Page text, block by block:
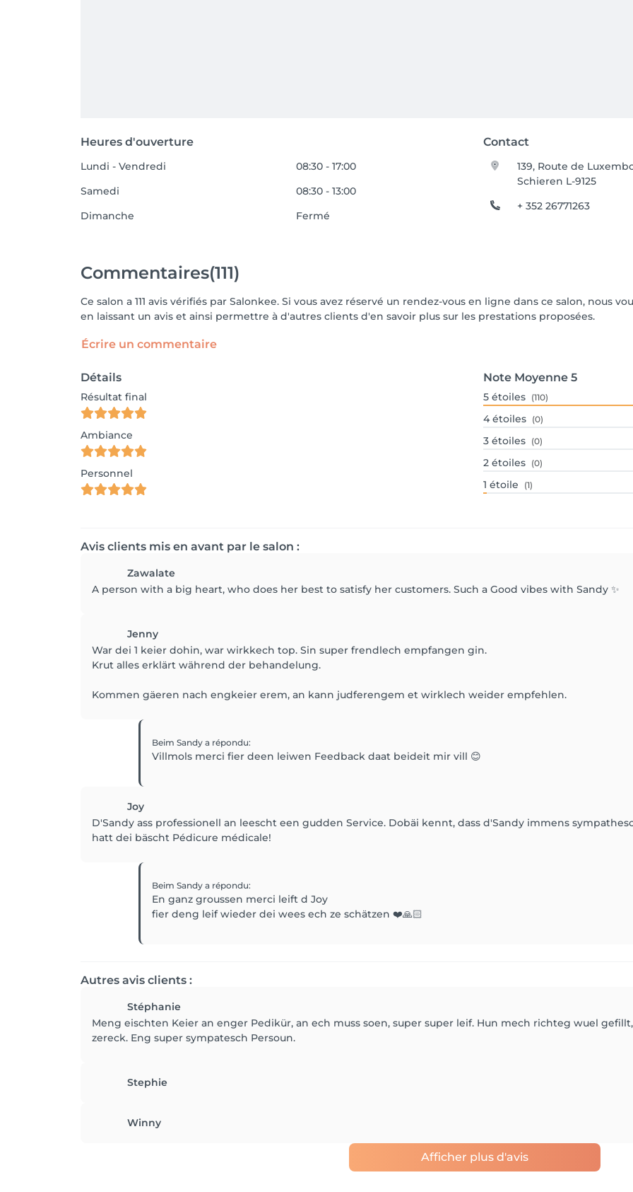
Heures d'ouverture Contact
Lundi - Vendredi
08:30 - 17:00
Samedi
08:30 - 13:00
Dimanche
Fermé
139, Route de
Schieren L-9125
+ 352 26771263
Commentaires(111)
Ce salon a 111 avis vérifiés par Salonkee. Si vous avez réservé un rendez-vous en ligne dans ce salon, nous
en laissant un avis et ainsi permettre à d'autres clients d'en savoir plus sur les prestations proposées.
Écrire un commentaire
Détails
Résultat final
Ambiance
Personnel
Note Moyenne 5
5 étoiles (110)
4 étoiles (0)
3 étoiles (0)
2 étoiles (0)
1 étoile (1)
Avis clients mis en avant par le salon :
Zawalate
A person with a big heart, who does her best to satisfy her customers. Such a Good vibes with Sandy ✨
Jenny
War dei 1 keier dohin, war wirkkech top. Sin super frendlech empfangen gin.
Krut alles erklärt während der behandelung.
Kommen gäeren nach engkeier erem, an kann judferengem et wirklech weider empfehlen.
Beim Sandy a répondu:
Villmols merci fier deen leiwen Feedback daat beideit mir vill 😊
Joy
D'Sandy ass professionell an leescht een gudden Service. Dobäi kennt, dass d'Sandy immens
hatt dei bäscht Pédicure médicale!
Beim Sandy a répondu:
En ganz groussen merci leift d Joy
fier deng leif wieder dei wees ech ze schätzen ❤️🙏🏻
Autres avis clients :
Stéphanie
Meng eischten Keier an enger Pedikür, an ech muss soen, super super leif. Hun mech richteg wuel
zereck. Eng super sympatesch Persoun.
Stephie
Winny
Afficher plus d'avis